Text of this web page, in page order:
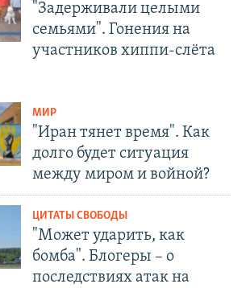
"Задерживали целыми
семьями". Гонения на
участников хиппи-слёта
МИР
"Иран тянет время". Как
долго будет ситуация
между миром и войной?
ЦИТАТЫ СВОБОДЫ
"Может ударить, как
бомба". Блогеры – о
последствиях атак на